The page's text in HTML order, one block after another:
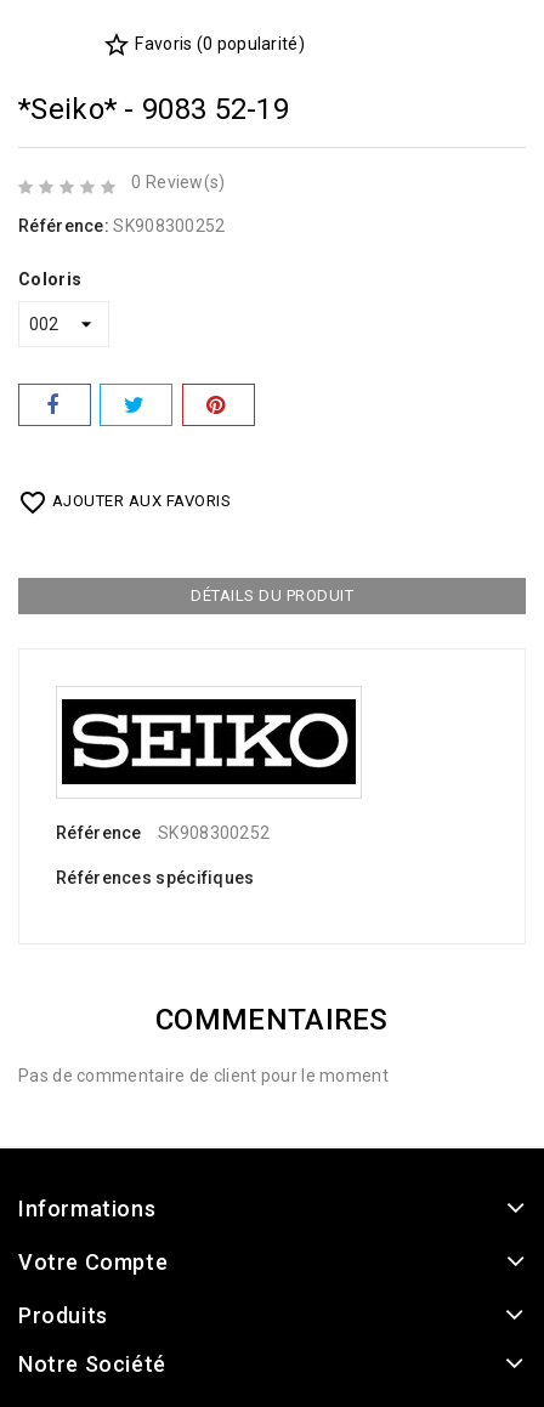
star_border Favoris (0 popularité)
*Seiko* - 9083 52-19
0 Review(s)
Référence: SK908300252
Coloris
favorite_border AJOUTER AUX FAVORIS
DÉTAILS DU PRODUIT
Référence SK908300252
Références spécifiques
COMMENTAIRES
Pas de commentaire de client pour le moment
Informations
Votre Compte
Produits
Notre Société